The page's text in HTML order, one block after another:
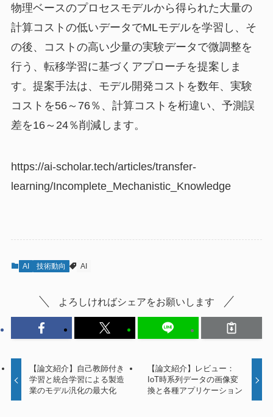
物理ベースのプロセスモデルから得られた大量の
計算コストの低いデータでMLモデルを学習し、そ
の後、コストの高い少量の実験データで微調整を
行う、転移学習に基づくアプローチを提案しま
す。提案手法は、モデル開発コストを数年、実験
コストを56～76％、計算コストを桁違い、予測誤
差を16～24％削減します。
https://ai-scholar.tech/articles/transfer-
learning/Incomplete_Mechanistic_Knowledge
AI 技術動向 AI
よろしければシェアをお願いします
【論文紹介】自己教師付き
学習と統合学習による製造
業のモデル汎化の最大化
【論文紹介】レビュー：
IoT時系列データの画像変
換と各種アプリケーション